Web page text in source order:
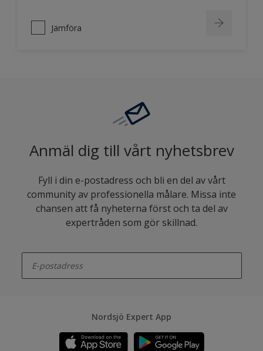
Jämföra
Anmäl dig till vårt nyhetsbrev
Fyll i din e-postadress och bli en del av vårt
community av professionella målare. Missa inte
chansen att få nyheterna först och ta del av
expertråden som gör skillnad.
Nordsjö Expert App